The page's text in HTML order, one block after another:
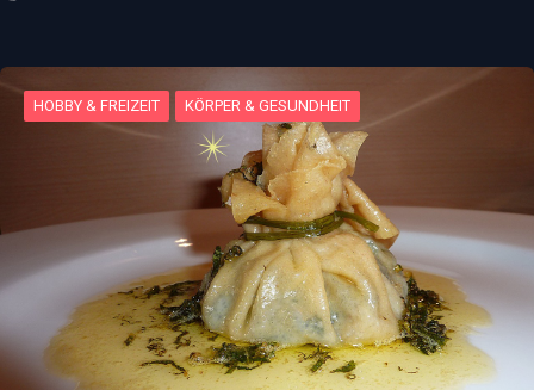
HOBBY & FREIZEIT KÖRPER & GESUNDHEIT